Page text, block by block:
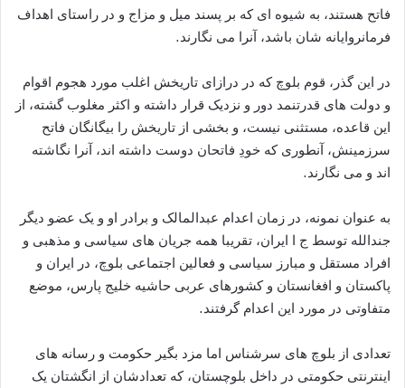
فاتح هستند، به شیوه ای که بر پسند میل و مزاج و در راستای اهداف
فرمانروایانه شان باشد، آنرا می نگارند.
در این گذر، قوم بلوچ که در درازای تاریخش اغلب مورد هجوم اقوام
و دولت های قدرتنمد دور و نزدیک قرار داشته و اکثر مغلوب گشته، از
این قاعده، مستثنی نیست، و بخشی از تاریخش را بیگانگان فاتح
سرزمینش، آنطوری که خودِ فاتحان دوست داشته اند، آنرا نگاشته
اند و می نگارند.
به عنوان نمونه، در زمان اعدام عبدالمالک و برادر او و یک عضو دیگر
جندالله توسط ج ا ایران، تقریبا همه جریان های سیاسی و مذهبی و
افراد مستقل و مبارز سیاسی و فعالین اجتماعی بلوچ، در ایران و
پاکستان و افغانستان و کشورهای عربی حاشیه خلیج پارس، موضع
متفاوتی در مورد این اعدام گرفتند.
تعدادی از بلوچ های سرشناس اما مزد بگیر حکومت و رسانه های
اینترنتی حکومتی در داخل بلوچستان، که تعدادشان از انگشتان یک